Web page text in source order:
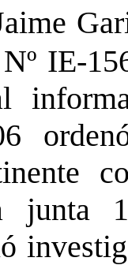
IE-
junta